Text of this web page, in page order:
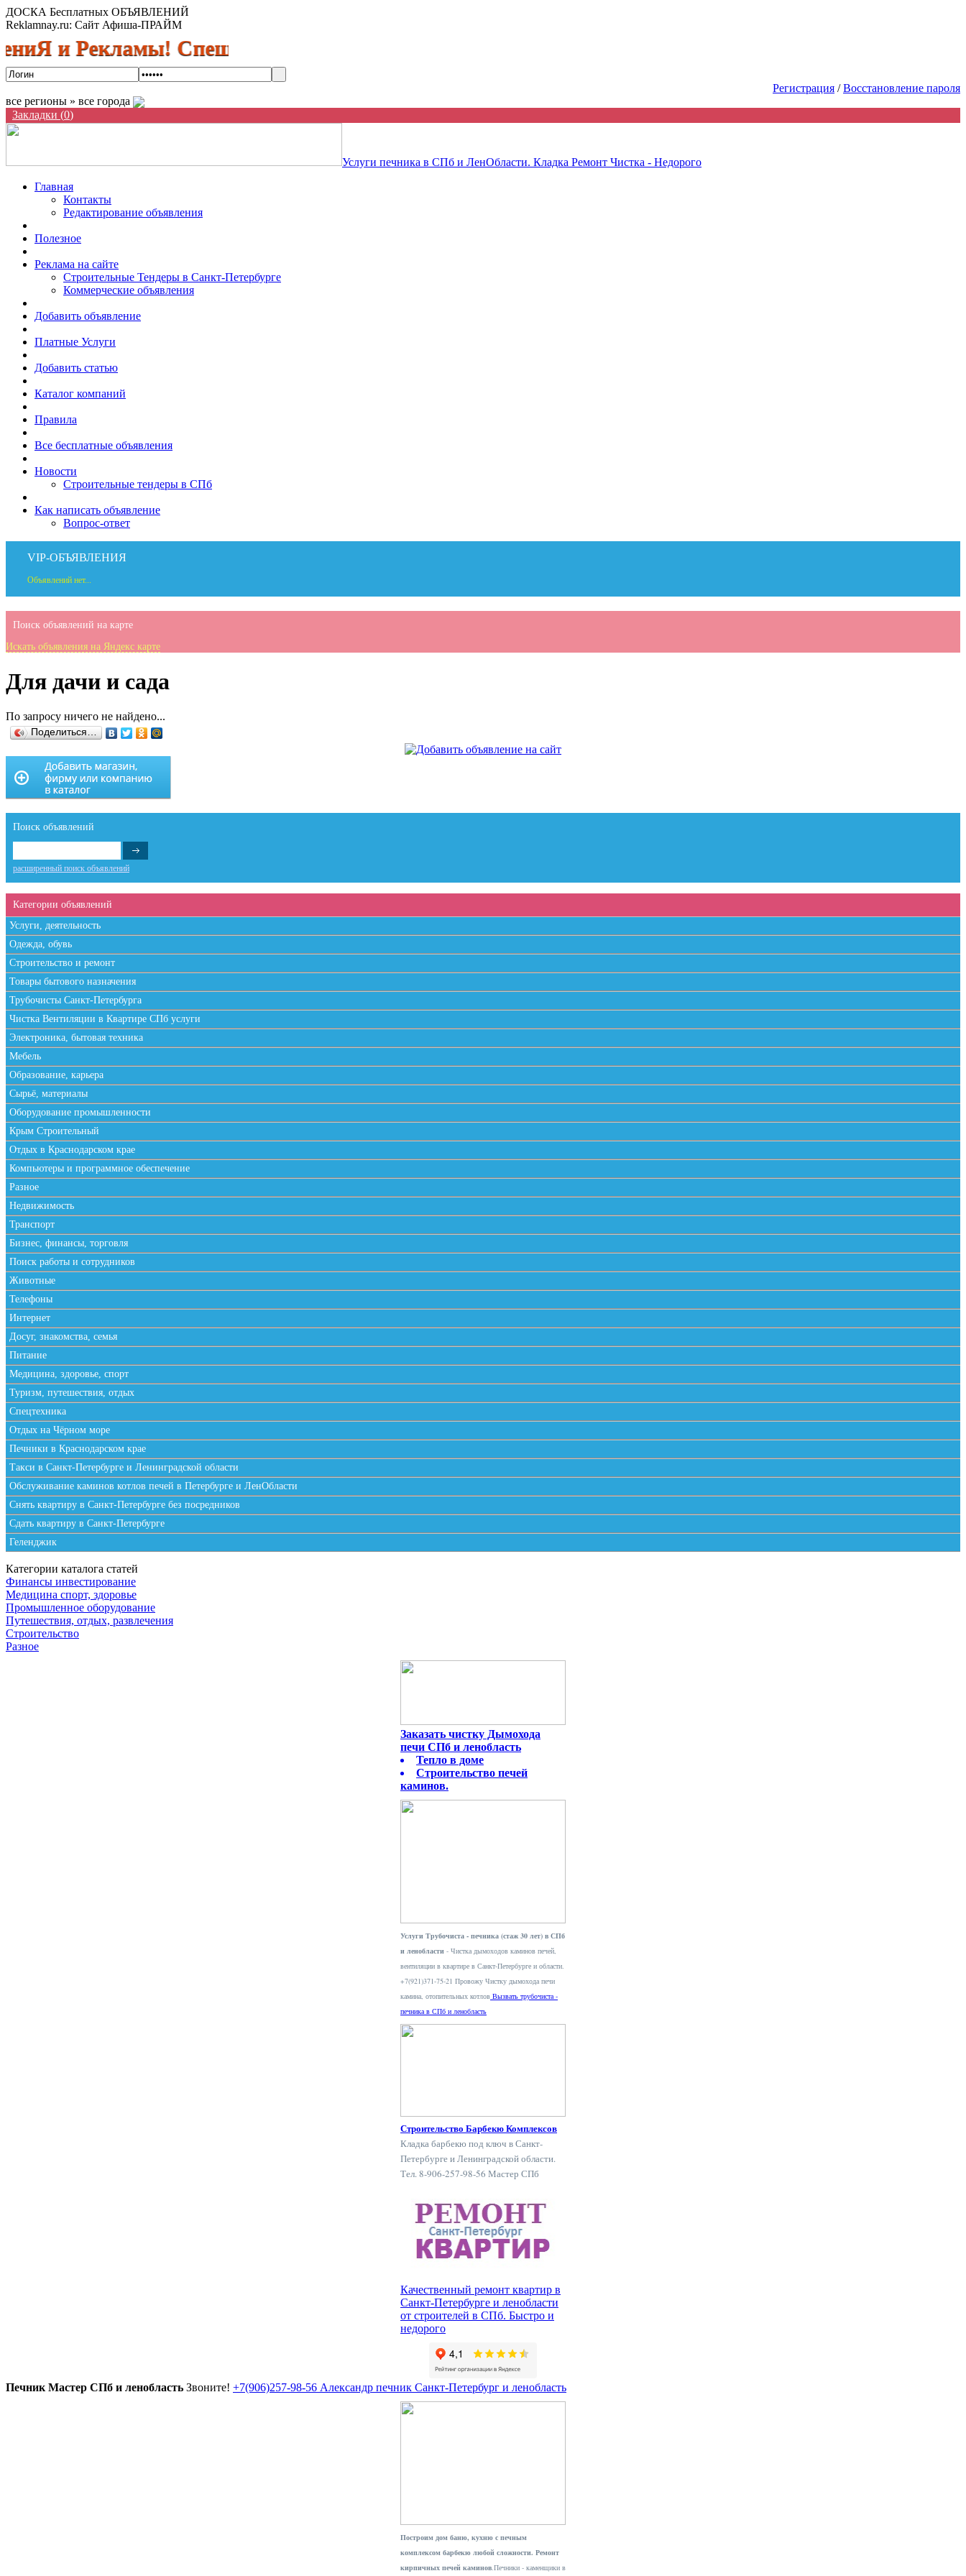
ДОСКА Бесплатных ОБЪЯВЛЕНИЙ
Reklamnay.ru: Сайт Афиша-ПРАЙМ
Рекламы! Спешите разместить объявление бесплатно! Ты будешь первым! Акции Скидки!
Регистрация / Восстановление пароля
все регионы » все города
Закладки (0)
Услуги печника в СПб и ЛенОбласти. Кладка Ремонт Чистка - Недорого
Главная
Контакты
Редактирование объявления
Полезное
Реклама на сайте
Строительные Тендеры в Санкт-Петербурге
Коммерческие объявления
Добавить объявление
Платные Услуги
Добавить статью
Каталог компаний
Правила
Все бесплатные объявления
Новости
Строительные тендеры в СПб
Как написать объявление
Вопрос-ответ
VIP-ОБЪЯВЛЕНИЯ
Объявлений нет...
Поиск объявлений на карте
Искать объявления на Яндекс карте
Для дачи и сада
По запросу ничего не найдено...
Поделиться…
Поиск объявлений
расширенный поиск объявлений
Категории объявлений
Услуги, деятельность
Одежда, обувь
Строительство и ремонт
Товары бытового назначения
Трубочисты Санкт-Петербурга
Чистка Вентиляции в Квартире СПб услуги
Электроника, бытовая техника
Мебель
Образование, карьера
Сырьё, материалы
Оборудование промышленности
Крым Строительный
Отдых в Краснодарском крае
Компьютеры и программное обеспечение
Разное
Недвижимость
Транспорт
Бизнес, финансы, торговля
Поиск работы и сотрудников
Животные
Телефоны
Интернет
Досуг, знакомства, семья
Питание
Медицина, здоровье, спорт
Туризм, путешествия, отдых
Спецтехника
Отдых на Чёрном море
Печники в Краснодарском крае
Такси в Санкт-Петербурге и Ленинградской области
Обслуживание каминов котлов печей в Петербурге и ЛенОбласти
Снять квартиру в Санкт-Петербурге без посредников
Сдать квартиру в Санкт-Петербурге
Геленджик
Категории каталога статей
Финансы инвестирование
Медицина спорт, здоровье
Промышленное оборудование
Путешествия, отдых, развлечения
Строительство
Разное
Заказать чистку Дымохода
печи СПб и ленобласть
Тепло в доме
Строительство печей
каминов.
Услуги Трубочиста - печника (стаж 30 лет) в СПб
и ленобласти - Чистка дымоходов каминов печей,
вентиляции в квартире в Санкт-Петербурге и области.
+7(921)371-75-21 Провожу Чистку дымохода печи
камина, отопительных котлов Вызвать трубочиста -
печника в СПб и ленобласть
Строительство Барбекю Комплексов
Кладка барбекю под ключ в Санкт-
Петербурге и Ленинградской области.
Тел. 8-906-257-98-56 Мастер СПб
Качественный ремонт квартир в
Санкт-Петербурге и ленобласти
от строителей в СПб. Быстро и
недорого
Печник Мастер СПб и ленобласть Звоните! +7(906)257-98-56 Александр печник Санкт-Петербург и ленобласть
Построим дом баню, кухню с печным
комплексом барбекю любой сложности. Ремонт
кирпичных печей каминов.Печники - каменщики в